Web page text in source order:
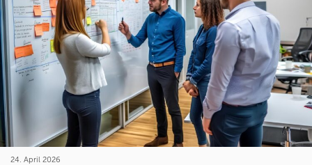
24. April 2026